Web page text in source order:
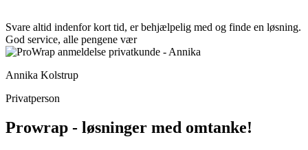
Svare altid indenfor kort tid, er behjælpelig med og finde en løsning.
God service, alle pengene vær
Annika Kolstrup
Privatperson
Prowrap - løsninger med omtanke!